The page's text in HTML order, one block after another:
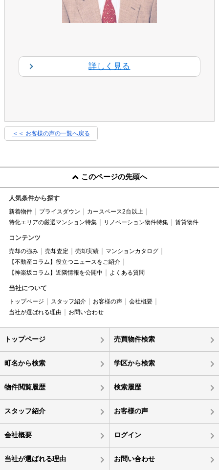
詳しく見る
＜＜ お客様の声の一覧へ戻る
このページの先頭へ
人気条件から探す
新着物件 プライスダウン
カースペース2台以上
特化エリアの厳選マンション特集
リノベーション物件特集 賃貸物件
コンテンツ
売却の強み 売却査定 売却実績
マンションカタログ
【不動産コラム】役立つニュースをご紹介
【神楽坂コラム】近隣情報を公開中
よくある質問
当社について
トップページ スタッフ紹介 お客様の声
会社概要
当社が選ばれる理由
お問い合わせ
トップページ 売買物件検索
町名から検索 学区から検索
物件閲覧履歴 検索履歴
スタッフ紹介 お客様の声
会社概要 ログイン
当社が選ばれる理由 お問い合わせ